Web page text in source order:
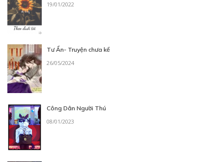
19/01/2022
Tư Ẩn- Truyện chưa kể
26/05/2024
Công Dân Người Thú
08/01/2023